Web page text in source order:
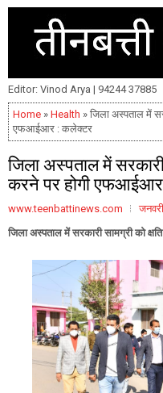
Editor: Vinod Arya | 94244 37885
Home » Health » जिला अस्पताल में
एफआईआर : कलेक्टर
जिला अस्पताल में सरकारी
करने पर होगी
www.teenbattinews.com
जिला अस्पताल में सरकारी सामग्री को